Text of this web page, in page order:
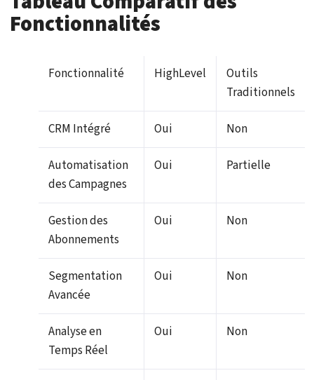
Fonctionnalités
Fonctionnalité HighLevel
Outils
Traditionnels
CRM Intégré Oui Non
Automatisation
des Campagnes
Oui Partielle
Gestion des
Abonnements
Oui Non
Segmentation
Avancée
Oui Non
Analyse en
Temps Réel
Oui Non